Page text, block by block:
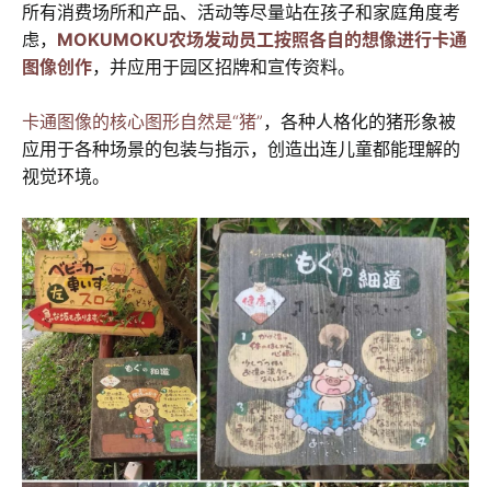
所有消费场所和产品、活动等尽量站在孩子和家庭角度考
虑， MOKUMOKU农场发动员工按照各自的想像进行卡通
图像创作，并应用于园区招牌和宣传资料。
卡通图像的核心图形自然是“猪”，各种人格化的猪形象被
应用于各种场景的包装与指示，创造出连儿童都能理解的
视觉环境。